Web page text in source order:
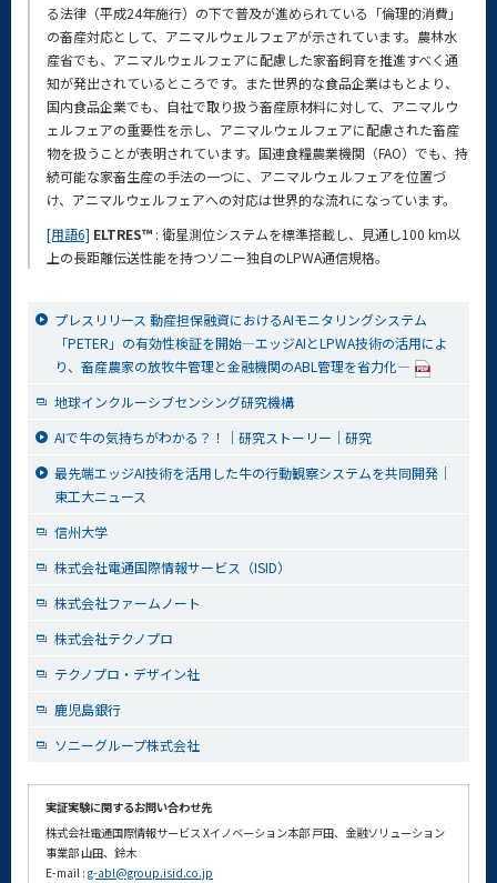
る法律（平成24年施行）の下で普及が進められている「倫理的消費」
の畜産対応として、アニマルウェルフェアが示されています。農林水
産省でも、アニマルウェルフェアに配慮した家畜飼育を推進すべく通
知が発出されているところです。また世界的な食品企業はもとより、
国内食品企業でも、自社で取り扱う畜産原材料に対して、アニマルウ
ェルフェアの重要性を示し、アニマルウェルフェアに配慮された畜産
物を扱うことが表明されています。国連食糧農業機関（FAO）でも、持
続可能な家畜生産の手法の一つに、アニマルウェルフェアを位置づ
け、アニマルウェルフェアへの対応は世界的な流れになっています。
[用語6] ELTRES™ : 衛星測位システムを標準搭載し、見通し100 km以
上の長距離伝送性能を持つソニー独自のLPWA通信規格。
プレスリリース 動産担保融資におけるAIモニタリングシステム
「PETER」の有効性検証を開始—エッジAIとLPWA技術の活用によ
り、畜産農家の放牧牛管理と金融機関のABL管理を省力化—
地球インクルーシブセンシング研究機構
AIで牛の気持ちがわかる？！｜研究ストーリー｜研究
最先端エッジAI技術を活用した牛の行動観察システムを共同開発｜
東工大ニュース
信州大学
株式会社電通国際情報サービス（ISID）
株式会社ファームノート
株式会社テクノプロ
テクノプロ・デザイン社
鹿児島銀行
ソニーグループ株式会社
実証実験に関するお問い合わせ先
株式会社電通国際情報サービス Xイノベーション本部 戸田、金融ソリューション
事業部 山田、鈴木
E-mail : g-abl@group.isid.co.jp